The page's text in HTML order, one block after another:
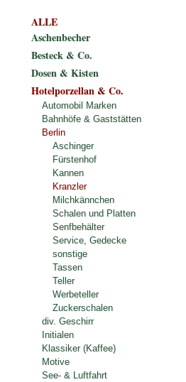
ALLE
Aschenbecher
Besteck & Co.
Dosen & Kisten
Hotelporzellan & Co.
Automobil Marken
Bahnhöfe & Gaststätten
Berlin
Aschinger
Fürstenhof
Kannen
Kranzler
Milchkännchen
Schalen und Platten
Senfbehälter
Service, Gedecke
sonstige
Tassen
Teller
Werbeteller
Zuckerschalen
div. Geschirr
Initialen
Klassiker (Kaffee)
Motive
See- & Luftfahrt